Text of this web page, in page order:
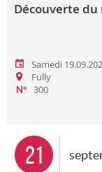
Découverte
Samedi
Fully
N°
300
21